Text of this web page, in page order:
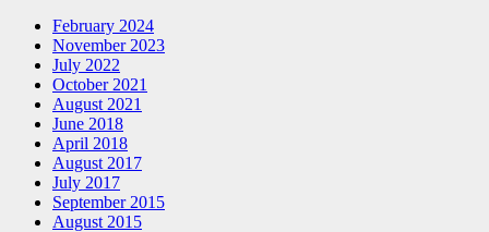
February 2024
November 2023
July 2022
October 2021
August 2021
June 2018
April 2018
August 2017
July 2017
September 2015
August 2015